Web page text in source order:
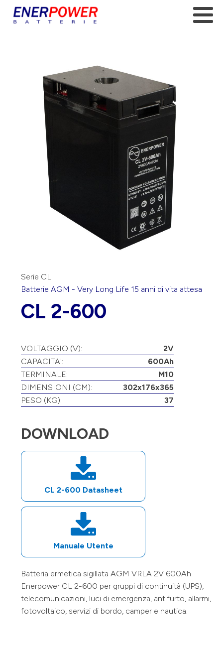
Serie CL
BatterieAGM -Very Long Life 15 anni di vita attesa
CL 2-600
VOLTAGGIO (V):
2V
CAPACITA':
600Ah
TERMINALE:
M10
DIMENSIONI (CM):
302x176x365
PESO (KG):
37
DOWNLOAD
CL 2-600Datasheet
Manuale Utente
Batteria ermetica sigillata AGM VRLA2V 600Ah
Enerpower CL 2-600 per gruppi di continuità (UPS),
telecomunicazioni, luci di emergenza, antifurto, allarmi,
fotovoltaico, servizi di bordo, camper e nautica.